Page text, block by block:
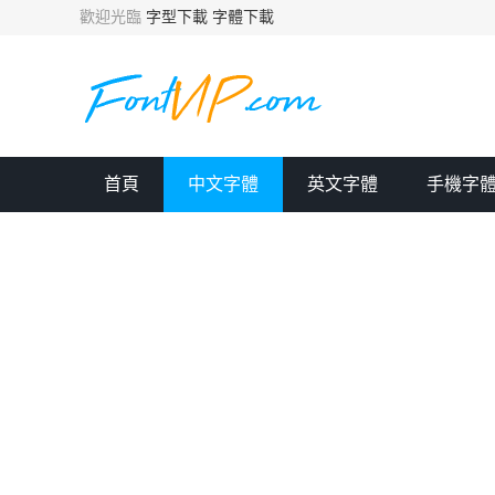
歡迎光臨 字型下載 字體下載
首頁 中文字體 英文字體 手機字